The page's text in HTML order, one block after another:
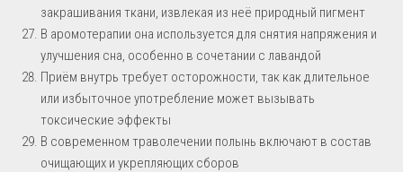
закрашивания ткани, извлекая из неё природный пигмент
В аромотерапии она используется для снятия напряжения и
улучшения сна, особенно в сочетании с лавандой
Приём внутрь требует осторожности, так как длительное
или избыточное употребление может вызывать
токсические эффекты
В современном траволечении полынь включают в состав
очищающих и укрепляющих сборов